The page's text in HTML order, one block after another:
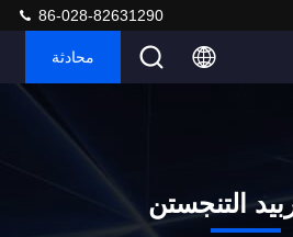
86-028-82631290
محادثة
التنجستن